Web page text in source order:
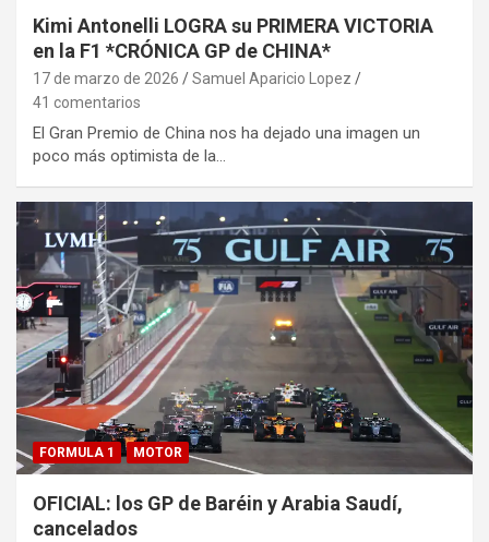
Kimi Antonelli LOGRA su PRIMERA VICTORIA
en la F1 *CRÓNICA GP de CHINA*
17 de marzo de 2026
Samuel Aparicio Lopez
41 comentarios
El Gran Premio de China nos ha dejado una imagen un
poco más optimista de la…
FORMULA 1 MOTOR
OFICIAL: los GP de Baréin y Arabia Saudí,
cancelados